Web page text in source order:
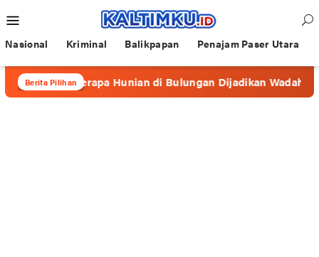
ke
kontenMobile
Nasional Kriminal Balikpapan Penajam Paser Utara
Berita Pilihan
Beberapa Hunian di Bulungan Dijadikan Wadah Prostitusi